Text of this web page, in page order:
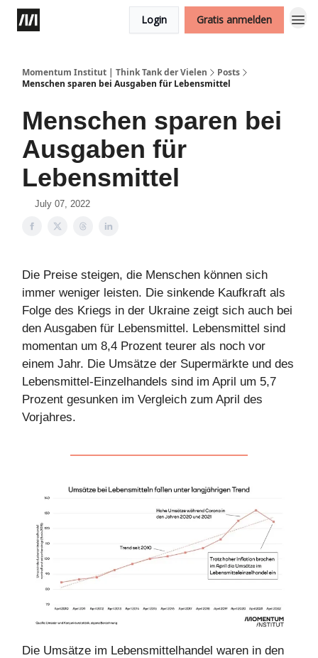
Login Gratis anmelden
Momentum Institut | Think Tank der Vielen
Posts
Menschen sparen bei Ausgaben für Lebensmittel
Menschen sparen bei
Ausgaben für
Lebensmittel
July 07, 2022
Die Preise steigen, die Menschen können sich
immer weniger leisten. Die sinkende Kaufkraft als
Folge des Kriegs in der Ukraine zeigt sich auch bei
den Ausgaben für Lebensmittel. Lebensmittel sind
momentan um 8,4 Prozent teurer als noch vor
einem Jahr. Die Umsätze der Supermärkte und des
Lebensmittel-Einzelhandels sind im April um 5,7
Prozent gesunken im Vergleich zum April des
Vorjahres.
Die Umsätze im Lebensmittelhandel waren in den